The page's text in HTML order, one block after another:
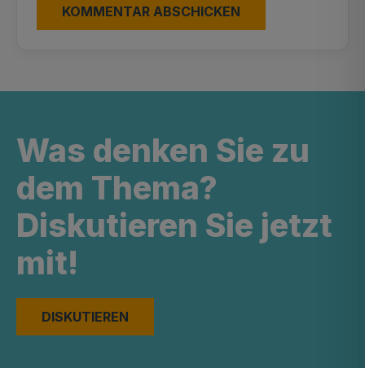
Was denken Sie zu
dem Thema?
Diskutieren Sie jetzt
mit!
DISKUTIEREN